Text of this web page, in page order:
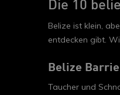
Die 10
Belize ist klein,
entdecken gibt.
Belize
Taucher und